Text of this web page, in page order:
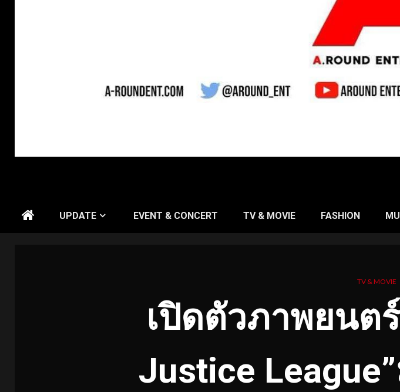
UPDATE EVENT & CONCERT TV & MOVIE FASHION
TV & MOVIE
เปิดตัวภาพยนตร์
Justice